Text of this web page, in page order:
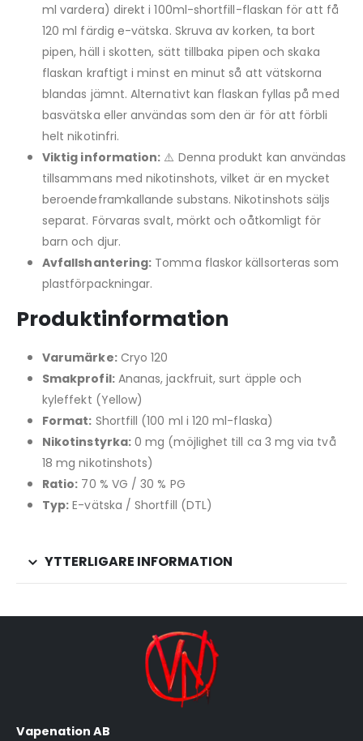
ml vardera) direkt i 100ml-shortfill-flaskan för att få
120 ml färdig e-vätska. Skruva av korken, ta bort
pipen, häll i skotten, sätt tillbaka pipen och skaka
flaskan kraftigt i minst en minut så att vätskorna
blandas jämnt. Alternativt kan flaskan fyllas på med
basvätska eller användas som den är för att förbli
helt nikotinfri.
Viktig information: ⚠️ Denna produkt kan användas
tillsammans med nikotinshots, vilket är en mycket
beroendeframkallande substans. Nikotinshots säljs
separat. Förvaras svalt, mörkt och oåtkomligt för
barn och djur.
Avfallshantering: Tomma flaskor källsorteras som
plastförpackningar.
Produktinformation
Varumärke:Cryo 120
Smakprofil:Ananas, jackfruit, surt äpple och
kyleffekt (Yellow)
Format: Shortfill (100 ml i 120 ml-flaska)
Nikotinstyrka:0 mg (möjlighet till ca 3 mg via två
18 mg nikotinshots)
Ratio: 70 % VG / 30 % PG
Typ: E-vätska / Shortfill (DTL)
YTTERLIGARE INFORMATION
Vapenation AB